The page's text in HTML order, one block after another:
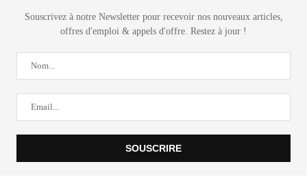
Souscrivez à notre Newsletter pour recevoir nos nouveaux articles,
offres d'emploi & appels d'offre. Restez à jour !